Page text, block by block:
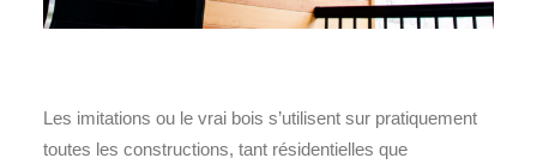
Les imitations ou le vrai bois s’utilisent sur pratiquement
toutes les constructions, tant résidentielles que